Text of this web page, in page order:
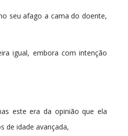
seu afago a cama do doente,
igual, embora com intenção
este era da opinião que ela
de idade avançada,